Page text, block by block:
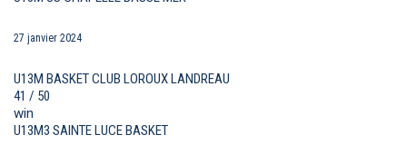
27 janvier 2024
U13M BASKET CLUB LOROUX LANDREAU
41 / 50
win
U13M3 SAINTE LUCE BASKET